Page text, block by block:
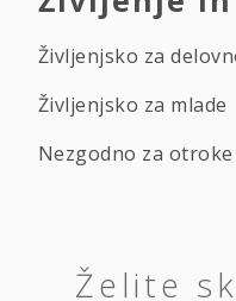
Življenjsko za
Življenjsko za mlade
Nezgodno za otroke
Želite